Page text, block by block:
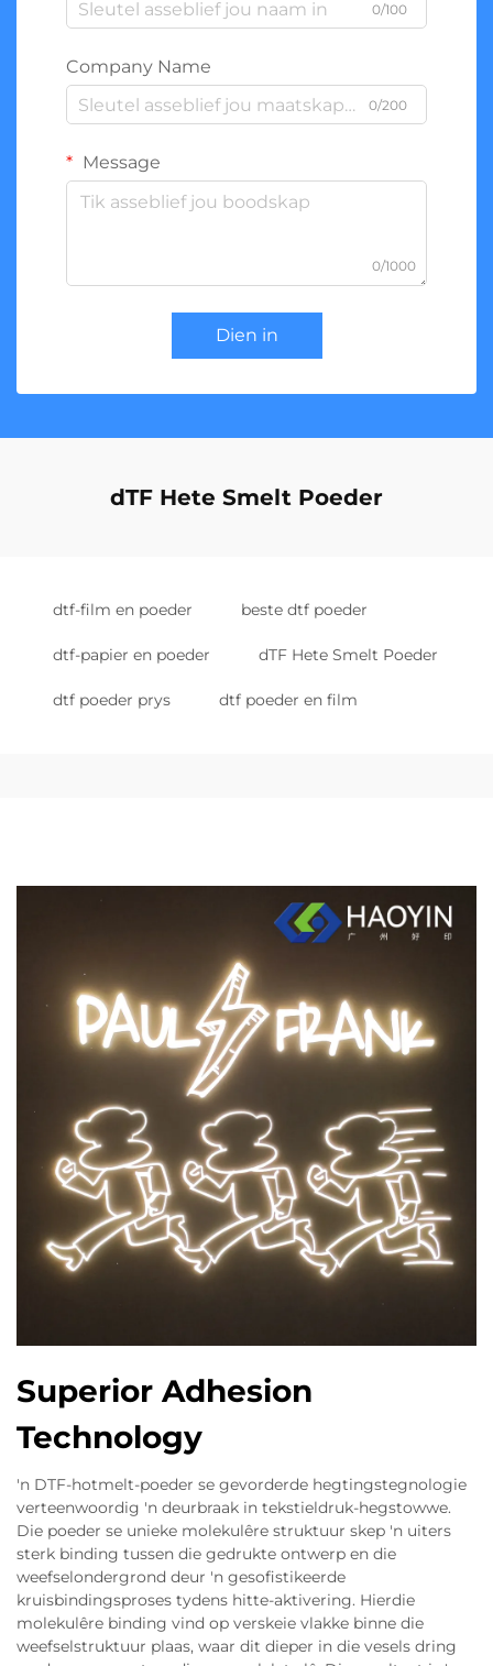
0/100
Company Name
0/200
Message
0/1000
Dien in
dTF Hete Smelt Poeder
dtf-film en poeder beste dtf poeder
dtf-papier en poeder dTF Hete Smelt Poeder
dtf poeder prys dtf poeder en film
Superior Adhesion
Technology
'n DTF-hotmelt-poeder se gevorderde hegtingstegnologie
verteenwoordig 'n deurbraak in tekstieldruk-hegstowwe.
Die poeder se unieke molekulêre struktuur skep 'n uiters
sterk binding tussen die gedrukte ontwerp en die
weefselondergrond deur 'n gesofistikeerde
kruisbindingsproses tydens hitte-aktivering. Hierdie
molekulêre binding vind op verskeie vlakke binne die
weefselstruktuur plaas, waar dit dieper in die vesels dring